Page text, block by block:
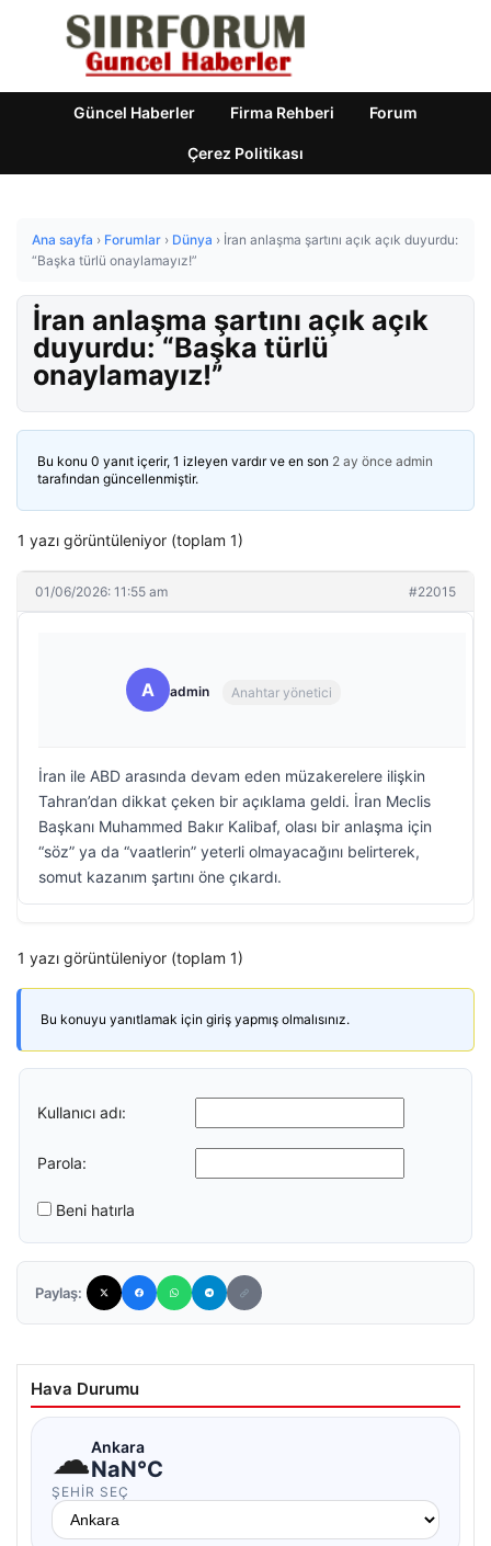
Güncel Haberler Firma Rehberi Forum
Çerez Politikası
Ana sayfa › Forumlar › Dünya › İran anlaşma şartını açık açık duyurdu:
“Başka türlü onaylamayız!”
İran anlaşma şartını açık açık
duyurdu: “Başka türlü
onaylamayız!”
Bu konu 0 yanıt içerir, 1 izleyen vardır ve en son 2 ay önce admin
tarafından güncellenmiştir.
1 yazı görüntüleniyor (toplam 1)
01/06/2026: 11:55 am #22015
A admin Anahtar yönetici
İran ile ABD arasında devam eden müzakerelere ilişkin
Tahran’dan dikkat çeken bir açıklama geldi. İran Meclis
Başkanı Muhammed Bakır Kalibaf, olası bir anlaşma için
“söz” ya da “vaatlerin” yeterli olmayacağını belirterek,
somut kazanım şartını öne çıkardı.
1 yazı görüntüleniyor (toplam 1)
Bu konuyu yanıtlamak için giriş yapmış olmalısınız.
Kullanıcı adı:
Parola:
Beni hatırla
Paylaş:
Hava Durumu
☁Ankara
NaN°C
ŞEHIR SEÇ